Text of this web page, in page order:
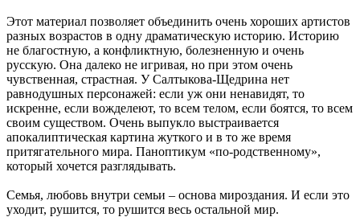
Этот материал позволяет объединить очень хороших артистов
разных возрастов в одну драматическую историю. Историю
не благостную, а конфликтную, болезненную и очень
русскую. Она далеко не игривая, но при этом очень
чувственная, страстная. У Салтыкова-Щедрина нет
равнодушных персонажей: если уж они ненавидят, то
искренне, если вожделеют, то всем телом, если боятся, то всем
своим существом. Очень выпукло выстраивается
апокалиптическая картина жуткого и в то же время
притягательного мира. Паноптикум «по-родственному»,
который хочется разглядывать.
Семья, любовь внутри семьи – основа мироздания. И если это
уходит, рушится, то рушится весь остальной мир.